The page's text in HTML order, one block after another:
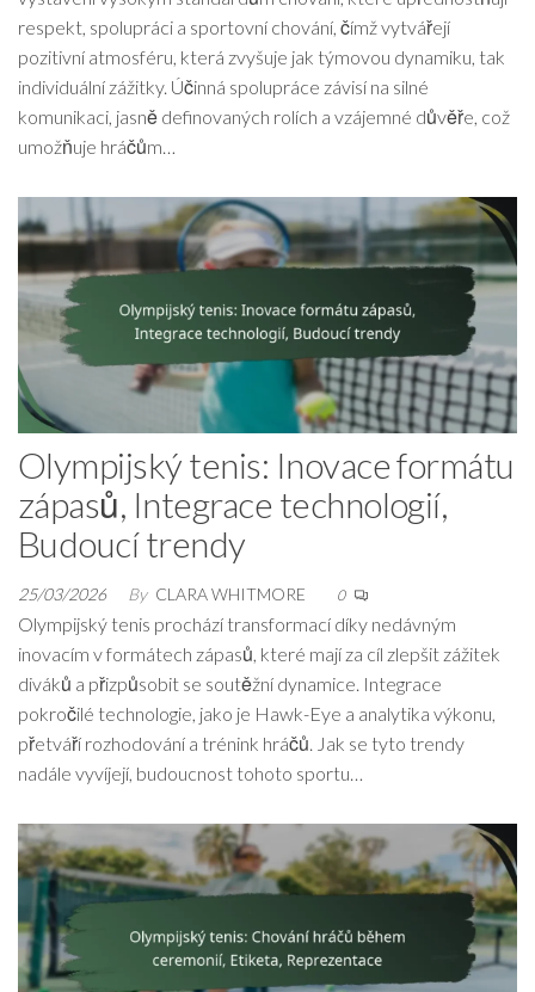
respekt, spolupráci a sportovní chování, čímž vytvářejí
pozitivní atmosféru, která zvyšuje jak týmovou dynamiku, tak
individuální zážitky. Účinná spolupráce závisí na silné
komunikaci, jasně definovaných rolích a vzájemné důvěře, což
umožňuje hráčům…
Olympijský tenis: Inovace formátu
zápasů, Integrace technologií,
Budoucí trendy
25/03/2026 By CLARA WHITMORE 0
Olympijský tenis prochází transformací díky nedávným
inovacím v formátech zápasů, které mají za cíl zlepšit zážitek
diváků a přizpůsobit se soutěžní dynamice. Integrace
pokročilé technologie, jako je Hawk-Eye a analytika výkonu,
přetváří rozhodování a trénink hráčů. Jak se tyto trendy
nadále vyvíjejí, budoucnost tohoto sportu…